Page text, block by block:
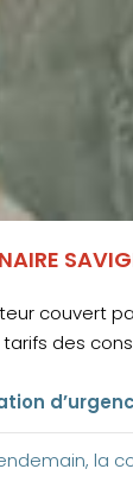
couvert
tarifs des
la